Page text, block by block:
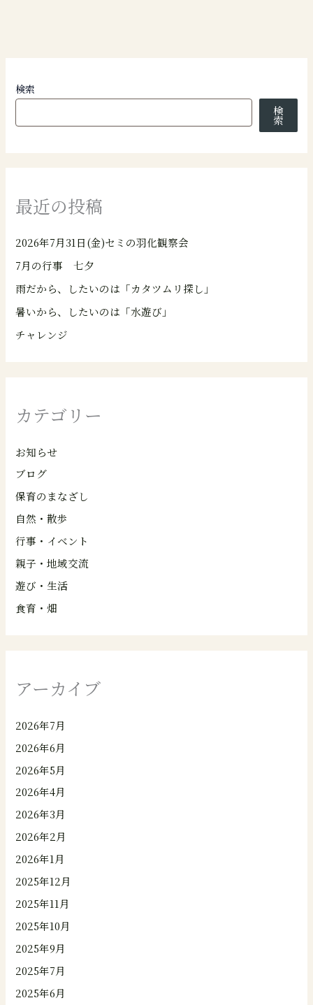
検索
検
索
最近の投稿
2026年7月31日(金)セミの羽化観察会
7月の行事 七夕
雨だから、したいのは「カタツムリ探し」
暑いから、したいのは「水遊び」
チャレンジ
カテゴリー
お知らせ
ブログ
保育のまなざし
自然・散歩
行事・イベント
親子・地域交流
遊び・生活
食育・畑
アーカイブ
2026年7月
2026年6月
2026年5月
2026年4月
2026年3月
2026年2月
2026年1月
2025年12月
2025年11月
2025年10月
2025年9月
2025年7月
2025年6月